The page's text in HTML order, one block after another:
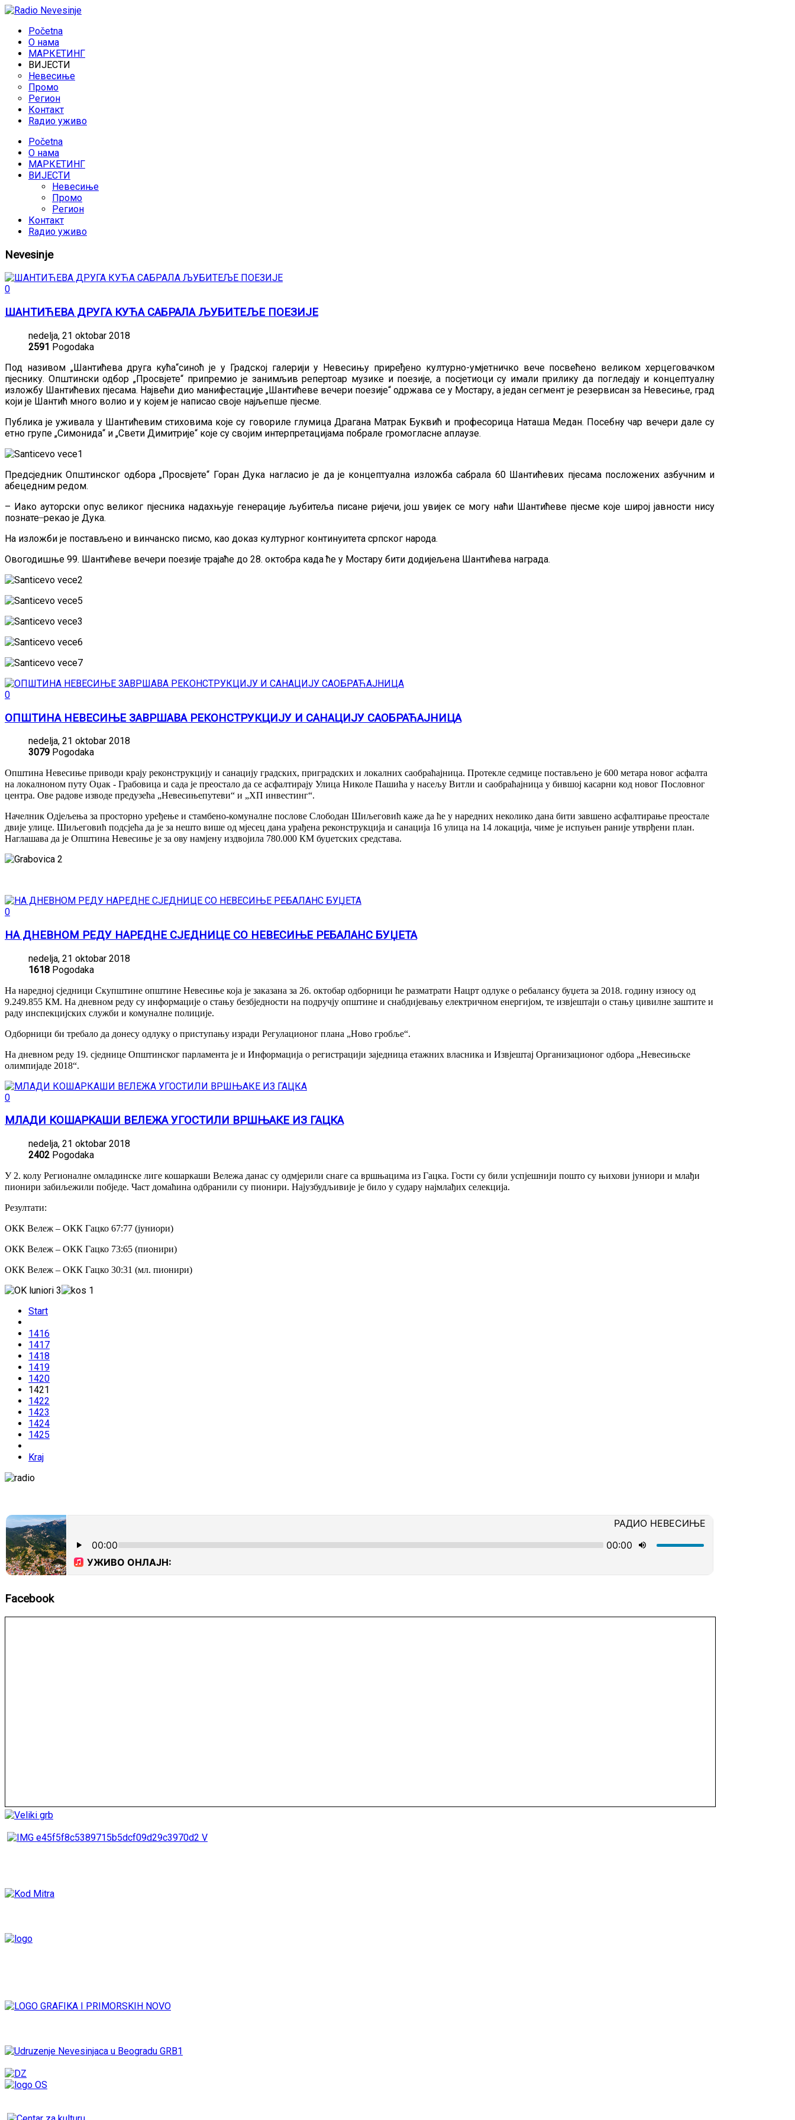
Početna
O нама
МАРКЕТИНГ
ВИЈЕСТИ
Невесиње
Промо
Регион
Контакт
Rадио уживо
Početna
O нама
МАРКЕТИНГ
ВИЈЕСТИ
Невесиње
Промо
Регион
Контакт
Rадио уживо
Nevesinje
0
ШАНТИЋЕВА ДРУГА КУЋА САБРАЛА ЉУБИТЕЉЕ ПОЕЗИЈЕ
nedelja, 21 oktobar 2018
2591 Pogodaka
Под називом „Шантићева друга кућа“синоћ је у Градској галерији у Невесињу приређено културно-умјетничко вече посвећено великом херцеговачком
пјеснику. Општински одбор „Просвјете“ припремио је занимљив репертоар музике и поезије, а посјетиоци су имали прилику да погледају и концептуалну
изложбу Шантићевих пјесама. Највећи дио манифестације „Шантићеве вечери поезије“ одржава се у Мостару, а један сегмент је резервисан за Невесиње, град
који је Шантић много волио и у којем је написао своје најљепше пјесме.
Публика је уживала у Шантићевим стиховима које су говориле глумица Драгана Матрак Буквић и професорица Наташа Медан. Посебну чар вечери дале су
етно групе „Симонида“ и „Свети Димитрије“ које су својим интерпретацијама побрале громогласне аплаузе.
Предсједник Општинског одбора „Просвјете“ Горан Дука нагласио је да је концептуална изложба сабрала 60 Шантићевих пјесама посложених азбучним и
абецедним редом.
– Иако ауторски опус великог пјесника надахњује генерације љубитеља писане ријечи, још увијек се могу наћи Шантићеве пјесме које широј јавности нису
познате ̶ рекао је Дука.
На изложби је постављено и винчанско писмо, као доказ културног континуитета српског народа.
Овогодишње 99. Шантићеве вечери поезије трајаће до 28. октобра када ће у Мостару бити додијељена Шантићева награда.
0
ОПШТИНА НЕВЕСИЊЕ ЗАВРШАВА РЕКОНСТРУКЦИЈУ И САНАЦИЈУ САОБРАЋАЈНИЦА
nedelja, 21 oktobar 2018
3079 Pogodaka
Општина Невесиње приводи крају реконструкцију и санацију градских, приградских и локалних саобраћајница. Протекле седмице постављено је 600 метара новог асфалта
на локалноном путу Оџак - Грабовица и сада је преостало да се асфалтирају Улица Николе Пашића у насељу Витли и саобраћајница у бившој касарни код новог Пословног
центра. Ове радове изводе предузећа „Невесињепутеви“ и „ХП инвестинг“.
Начелник Одјељења за просторно уређење и стамбено-комуналне послове Слободан Шиљеговић каже да ће у наредних неколико дана бити завшено асфалтирање преостале
двије улице. Шиљеговић подсјећа да је за нешто више од мјесец дана урађена реконструкција и санација 16 улица на 14 локација, чиме је испуњен раније утврђени план.
Наглашава да је Општина Невесиње је за ову намјену издвојила 780.000 КМ буџетских средстава.
0
НА ДНЕВНОМ РЕДУ НАРЕДНЕ СЈЕДНИЦЕ СО НЕВЕСИЊЕ РЕБАЛАНС БУЏЕТА
nedelja, 21 oktobar 2018
1618 Pogodaka
На наредној сједници Скупштине општине Невесиње која је заказана за 26. октобар одборници ће разматрати Нацрт одлуке о ребалансу буџета за 2018. годину износу од
9.249.855 КМ. На дневном реду су информације о стању безбједности на подручју општине и снабдијевању електричном енергијом, те извјештаји о стању цивилне заштите и
раду инспекцијских служби и комуналне полиције.
Одборници би требало да донесу одлуку о приступању изради Регулационог плана „Ново гробље“.
На дневном реду 19. сједнице Општинског парламента је и Информација о регистрацији заједница етажних власника и Извјештај Организационог одбора „Невесињске
олимпијаде 2018“.
0
МЛАДИ КОШАРКАШИ ВЕЛЕЖА УГОСТИЛИ ВРШЊАКЕ ИЗ ГАЦКА
nedelja, 21 oktobar 2018
2402 Pogodaka
У 2. колу Регионалне омладинске лиге кошаркаши Вележа данас су одмјерили снаге са вршњацима из Гацка. Гости су били успјешнији пошто су њихови јуниори и млађи
пионири забиљежили побједе. Част домаћина одбранили су пионири. Најузбудљивије је било у судару најмлађих селекција.
Резултати:
ОКК Вележ – ОКК Гацко 67:77 (јуниори)
ОКК Вележ – ОКК Гацко 73:65 (пионири)
ОКК Вележ – ОКК Гацко 30:31 (мл. пионири)
Start
1416
1417
1418
1419
1420
1421
1422
1423
1424
1425
Kraj
Facebook